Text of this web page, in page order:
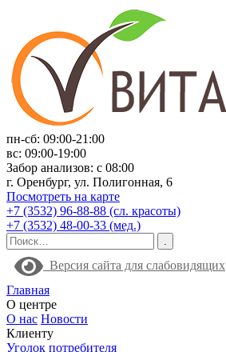
пн-сб: 09:00-21:00
вс: 09:00-19:00
Забор анализов: с 08:00
г. Оренбург, ул. Полигонная, 6
Посмотреть на карте
+7 (3532) 96-88-88 (сл. красоты)
+7 (3532) 48-00-33 (мед.)
Версия сайта для слабовидящих
Главная
О центре
О нас Новости
Клиенту
Уголок потребителя